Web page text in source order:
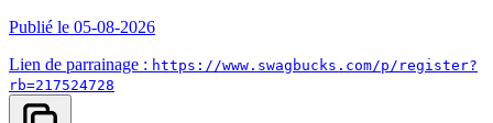
Publié le 05-08-2026
Lien de parrainage : https://www.swagbucks.com/p/register?
rb=217524728